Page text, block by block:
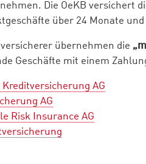
Die OeKB versichert
über 24 Monate
übernehmen die
Geschäfte mit einem
Kreditversicherung AG
AG
Risk Insurance AG